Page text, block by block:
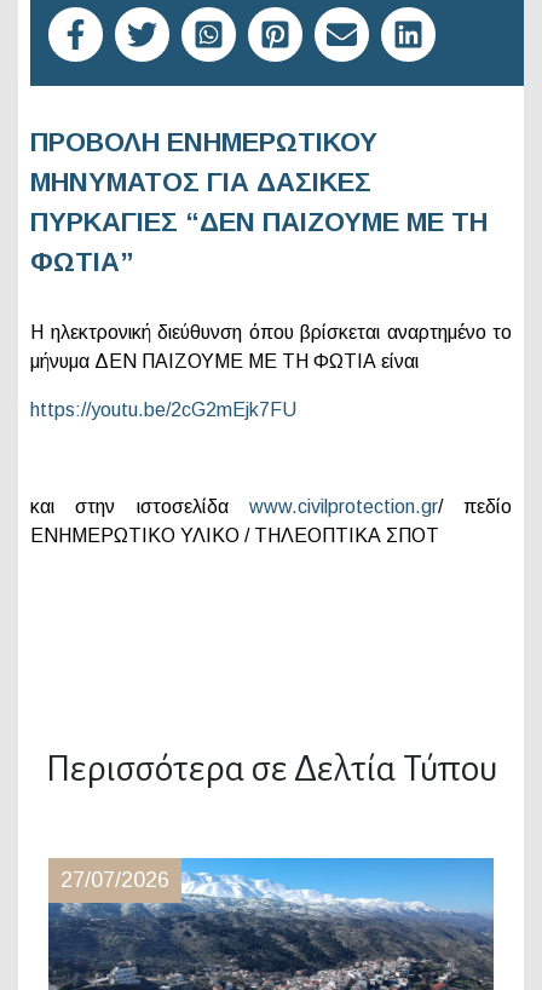
ΠΡΟΒΟΛΗ ΕΝΗΜΕΡΩΤΙΚΟΥ
ΜΗΝΥΜΑΤΟΣ ΓΙΑ ΔΑΣΙΚΕΣ
ΠΥΡΚΑΓΙΕΣ “ΔΕΝ ΠΑΙΖΟΥΜΕ ΜΕ ΤΗ
ΦΩΤΙΑ”
H ηλεκτρονική διεύθυνση όπου βρίσκεται αναρτημένο το
μήνυμα ΔΕΝ ΠΑΙΖΟΥΜΕ ΜΕ ΤΗ ΦΩΤΙΑ είναι
https://youtu.be/2cG2mEjk7FU
και στην ιστοσελίδα www.civilprotection.gr/ πεδίο
ΕΝΗΜΕΡΩΤΙΚΟ ΥΛΙΚΟ / ΤΗΛΕΟΠΤΙΚΑ ΣΠΟΤ
Περισσότερα σε Δελτία Τύπου
27/07/2026